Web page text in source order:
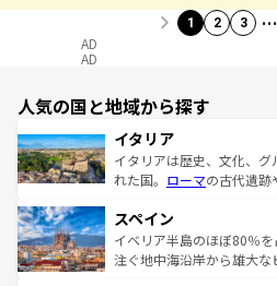
1 2 3 …
AD
AD
人気の国と地域から探す
イタリア
イタリアは歴史、文化、
れた国。 ローマの古代遺跡
ろん、トスカーナの美しい
景など、自然景観も見逃
ピザやパスタなど、絶品
スペイン
イベリア半島のほぼ80％
注ぐ地中海沿岸から雄大